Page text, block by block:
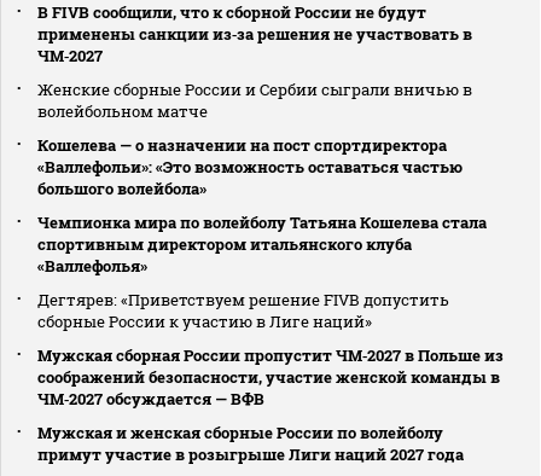
В FIVB сообщили, что к сборной России не будут
применены санкции из‑за решения не участвовать в
ЧМ‑2027
Женские сборные России и Сербии сыграли вничью в
волейбольном матче
Кошелева — о назначении на пост спортдиректора
«Валлефольи»: «Это возможность оставаться частью
большого волейбола»
Чемпионка мира по волейболу Татьяна Кошелева стала
спортивным директором итальянского клуба
«Валлефолья»
Дегтярев: «Приветствуем решение FIVB допустить
сборные России к участию в Лиге наций»
Мужская сборная России пропустит ЧМ‑2027 в Польше из
соображений безопасности, участие женской команды в
ЧМ‑2027 обсуждается — ВФВ
Мужская и женская сборные России по волейболу
примут участие в розыгрыше Лиги наций 2027 года